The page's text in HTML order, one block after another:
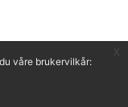
våre brukervilkår: